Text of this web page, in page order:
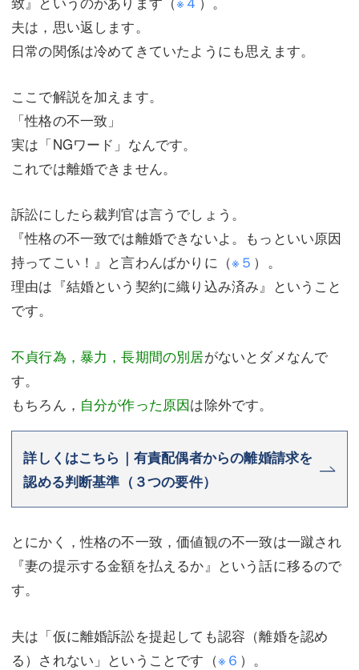
夫は，思い返します。
日常の関係は冷めてきていたようにも思えます。
ここで解説を加えます。
「性格の不一致」
実は「NGワード」なんです。
これでは離婚できません。
訴訟にしたら裁判官は言うでしょう。
『性格の不一致では離婚できないよ。もっといい原因
持ってこい！』と言わんばかりに（※５ ）。
理由は『結婚という契約に織り込み済み』ということ
です。
不貞行為，暴力，長期間の別居がないとダメなんで
す。
もちろん， 自分が作った原因は除外です。
詳しくはこちら｜有責配偶者からの離婚請求を
認める判断基準（３つの要件）
とにかく，性格の不一致，価値観の不一致は一蹴され
『妻の提示する金額を払えるか』という話に移るので
す。
夫は「仮に離婚訴訟を提起しても認容（離婚を認め
る）されない」ということです（※６ ）。